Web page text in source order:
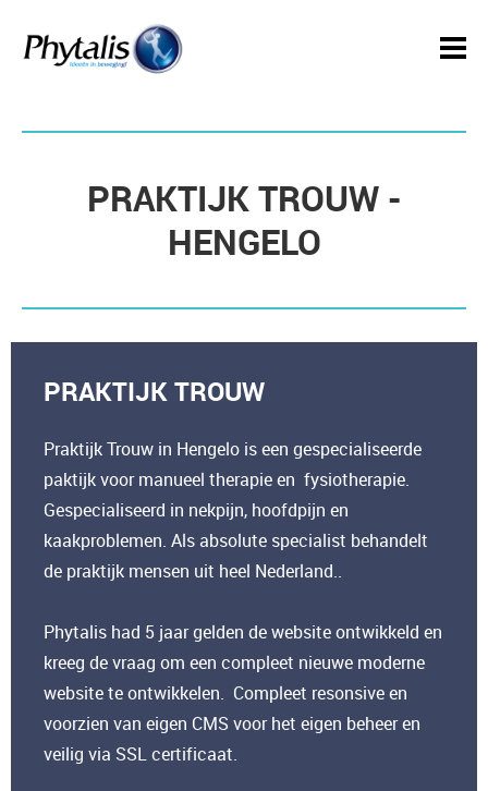
PRAKTIJK TROUW -
HENGELO
PRAKTIJK TROUW
Praktijk Trouw in Hengelo is een gespecialiseerde
paktijk voor manueel therapie en fysiotherapie.
Gespecialiseerd in nekpijn, hoofdpijn en
kaakproblemen. Als absolute specialist behandelt
de praktijk mensen uit heel Nederland..
Phytalis had 5 jaar gelden de website ontwikkeld en
kreeg de vraag om een compleet nieuwe moderne
website te ontwikkelen. Compleet resonsive en
voorzien van eigen CMS voor het eigen beheer en
veilig via SSL certificaat.